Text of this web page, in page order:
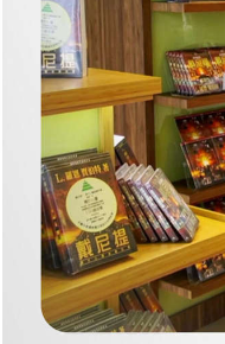
Wat is Grootheid?